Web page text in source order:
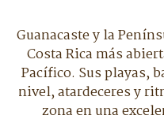
Guanacaste y la
Costa Rica más
Pacífico. Sus playas,
nivel, atardeceres y
zona en una